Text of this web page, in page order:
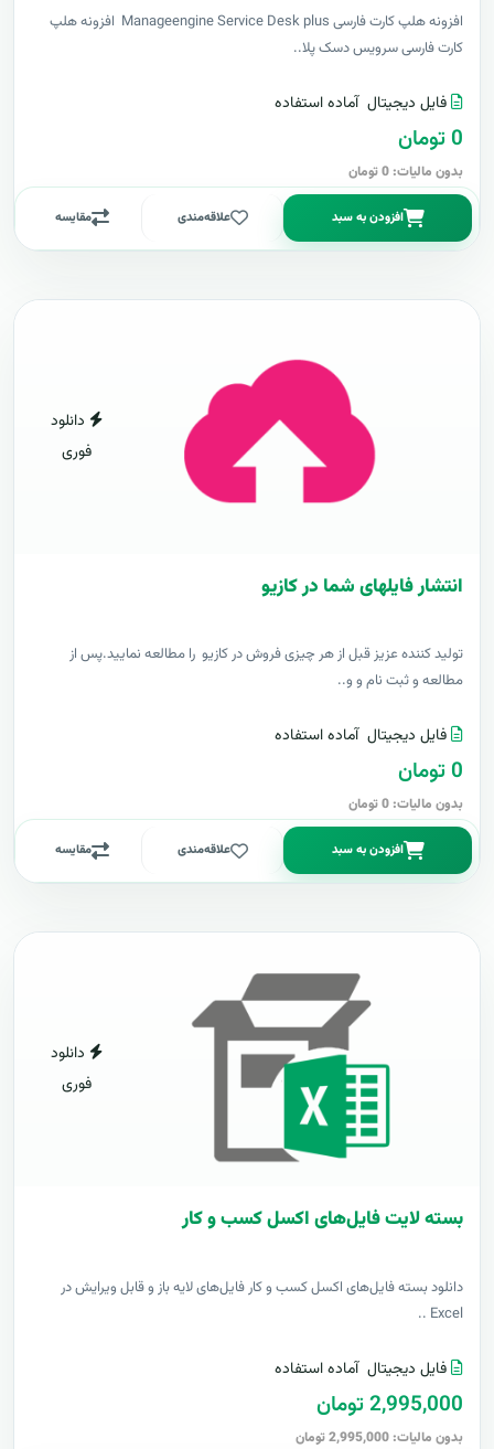
افزونه هلپ کارت فارسی Manageengine Service Desk plus افزونه هلپ
کارت فارسی سرویس دسک پلا..
فایل دیجیتال آماده استفاده
0 تومان
بدون مالیات: 0 تومان
افزودن به سبد علاقه‌مندی مقایسه
دانلود
فوری
انتشار فایلهای شما در کازیو
توليد کننده عزيز قبل از هر چیزی فروش در کازیو را مطالعه نمایید.پس از
مطالعه و ثبت نام و و..
فایل دیجیتال آماده استفاده
0 تومان
بدون مالیات: 0 تومان
افزودن به سبد علاقه‌مندی مقایسه
دانلود
فوری
بسته لایت فایل‌های اکسل کسب و کار
دانلود بسته فایل‌های اکسل کسب و کار فایل‌های لایه باز و قابل ویرایش در
Excel ..
فایل دیجیتال آماده استفاده
2,995,000 تومان
بدون مالیات: 2,995,000 تومان